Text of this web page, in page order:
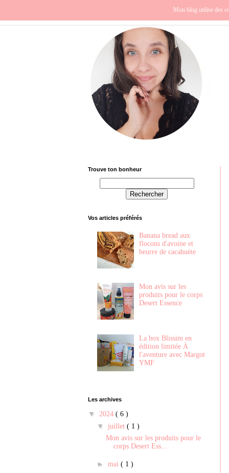
Europe
Trouve ton bonheur
Vos articles préférés
Banana bread aux
flocons d'avoine et
beurre de cacahuète
Mon avis sur les
produits pour le corps
Desert Essence
La box Blissim en
édition limitée À
l'aventure avec Margot
YMF
Les archives
▼ 2024 ( 6 )
▼ juillet ( 1 )
Mon avis sur les produits pour le
corps Desert Ess...
► mai ( 1 )
Mon blog utilise des